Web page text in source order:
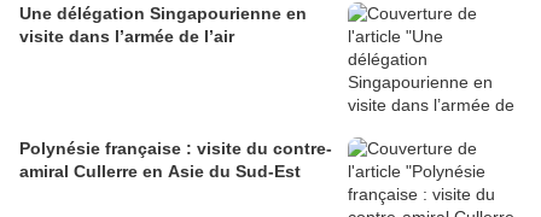
Une délégation Singapourienne en
visite dans l’armée de l’air
Polynésie française : visite du contre-
amiral Cullerre en Asie du Sud-Est